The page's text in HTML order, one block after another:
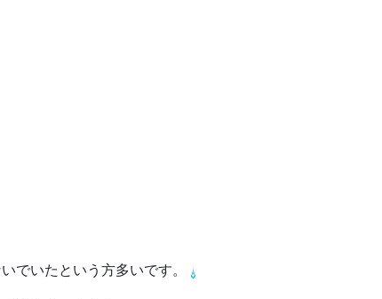
でいたという方多いです。